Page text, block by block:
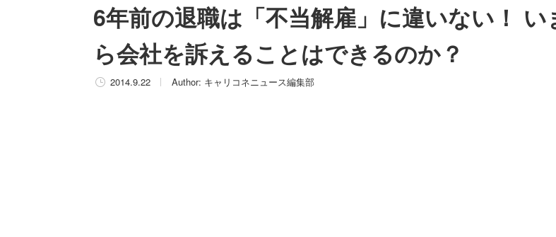
6年前の退職は「不当解雇」に違いない！ い
ら会社を訴えることはできるのか？
2014.9.22 Author: キャリコネニュース編集部